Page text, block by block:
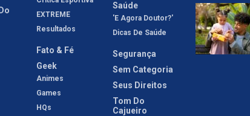
EXTREME
Resultados
Fato & Fé
Geek
Animes
Games
HQs
Saúde
'E Agora Doutor?'
Dicas De Saúde
Segurança
Sem Categoria
Seus Direitos
Tom Do
Cajueiro